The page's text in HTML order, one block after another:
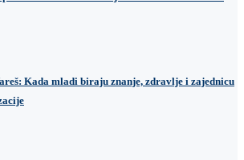
Kada mladi biraju znanje, zdravlje i zajednicu